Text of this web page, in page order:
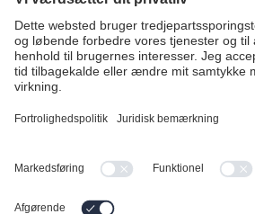
Få support
Driftstatus
Highlights
Vagtplanlægning
Company
Hvorfor